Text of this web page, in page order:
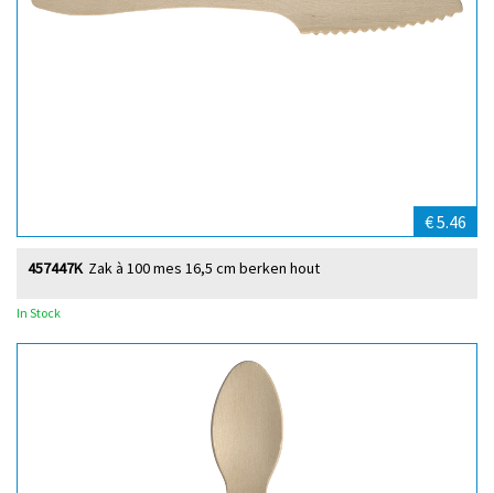
€ 5.46
Zak à 100 mes 16,5 cm berken hout
457447K
In Stock